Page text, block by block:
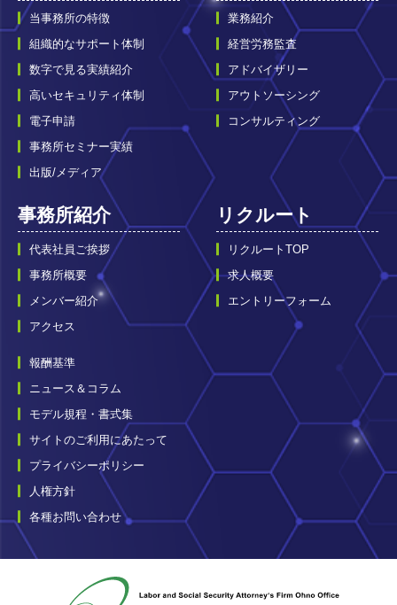
当事務所の特徴
組織的なサポート体制
数字で見る実績紹介
高いセキュリティ体制
電子申請
事務所セミナー実績
出版/メディア
業務紹介
経営労務監査
アドバイザリー
アウトソーシング
コンサルティング
事務所紹介
代表社員ご挨拶
事務所概要
メンバー紹介
アクセス
リクルート
リクルートTOP
求人概要
エントリーフォーム
報酬基準
ニュース＆コラム
モデル規程・書式集
サイトのご利用にあたって
プライバシーポリシー
人権方針
各種お問い合わせ